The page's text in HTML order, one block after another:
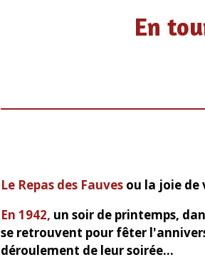
En
Le Repas des Fauves ou la joie de
En 1942, un soir de printemps,
se retrouvent pour fêter
déroulement de leur soirée...